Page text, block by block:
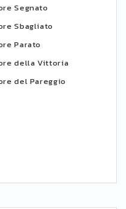
Segnato
Sbagliato
Parato
della Vittoria
del Pareggio